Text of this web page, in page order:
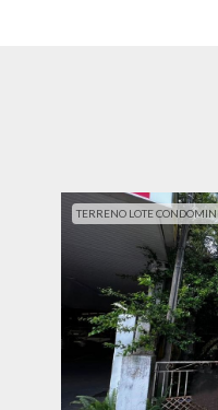
TERRENO LOTE